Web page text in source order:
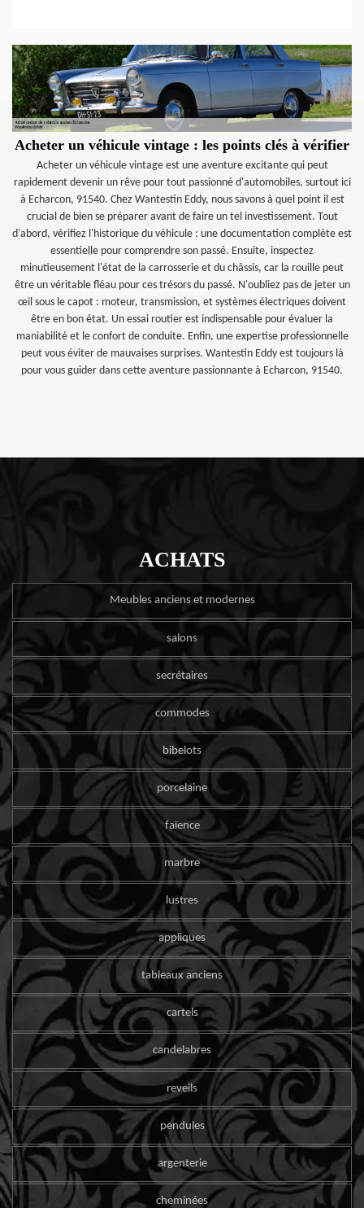
Acheter un véhicule vintage : les points clés à vérifier
Acheter un véhicule vintage est une aventure excitante qui peut
rapidement devenir un rêve pour tout passionné d'automobiles, surtout ici
à Echarcon, 91540. Chez Wantestin Eddy, nous savons à quel point il est
crucial de bien se préparer avant de faire un tel investissement. Tout
d'abord, vérifiez l'historique du véhicule : une documentation complète est
essentielle pour comprendre son passé. Ensuite, inspectez
minutieusement l'état de la carrosserie et du châssis, car la rouille peut
être un véritable fléau pour ces trésors du passé. N'oubliez pas de jeter un
œil sous le capot : moteur, transmission, et systèmes électriques doivent
être en bon état. Un essai routier est indispensable pour évaluer la
maniabilité et le confort de conduite. Enfin, une expertise professionnelle
peut vous éviter de mauvaises surprises. Wantestin Eddy est toujours là
pour vous guider dans cette aventure passionnante à Echarcon, 91540.
ACHATS
Meubles anciens et modernes
salons
secrétaires
commodes
bibelots
porcelaine
faïence
marbre
lustres
appliques
tableaux anciens
cartels
candelabres
reveils
pendules
argenterie
cheminées